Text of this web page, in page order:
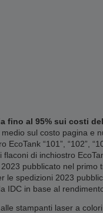
fino al 95% sui costi
medio sul costo pagina e
EcoTank “101”, “102”,
flaconi di inchiostro
pubblicato nel primo
le spedizioni 2023
IDC in base al
stampanti laser a